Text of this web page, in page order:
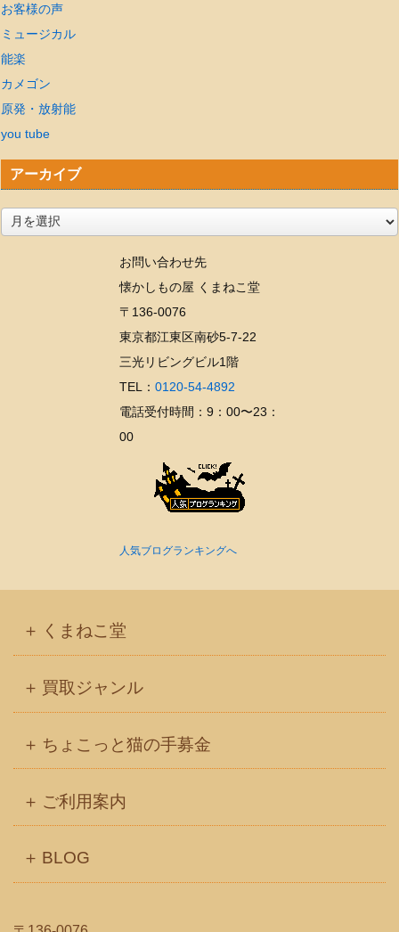
お客様の声
ミュージカル
能楽
カメゴン
原発・放射能
you tube
アーカイブ
お問い合わせ先
懐かしもの屋 くまねこ堂
〒136-0076
東京都江東区南砂5-7-22
三光リビングビル1階
TEL： 0120-54-4892
電話受付時間：9：00〜23：
00
人気ブログランキングへ
くまねこ堂
買取ジャンル
ちょこっと猫の手募金
ご利用案内
BLOG